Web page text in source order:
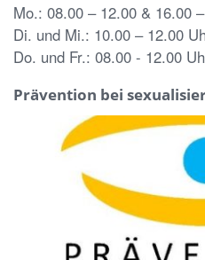
Mo.: 08.00 – 12.00 & 16.00
Di. und Mi.: 10.00 – 12.00
Do. und Fr.: 08.00 - 12.00
Prävention bei